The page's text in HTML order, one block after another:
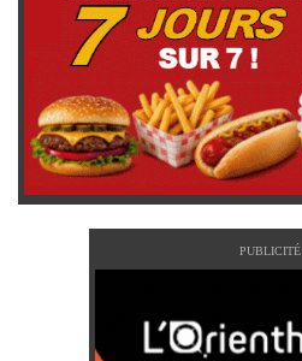
PUBLICITÉ